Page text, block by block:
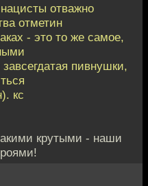
отважно
отметин
- это то же самое,
пивнушки,
кс
крутыми - наши